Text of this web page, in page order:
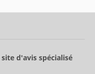
site d'avis spécialisé